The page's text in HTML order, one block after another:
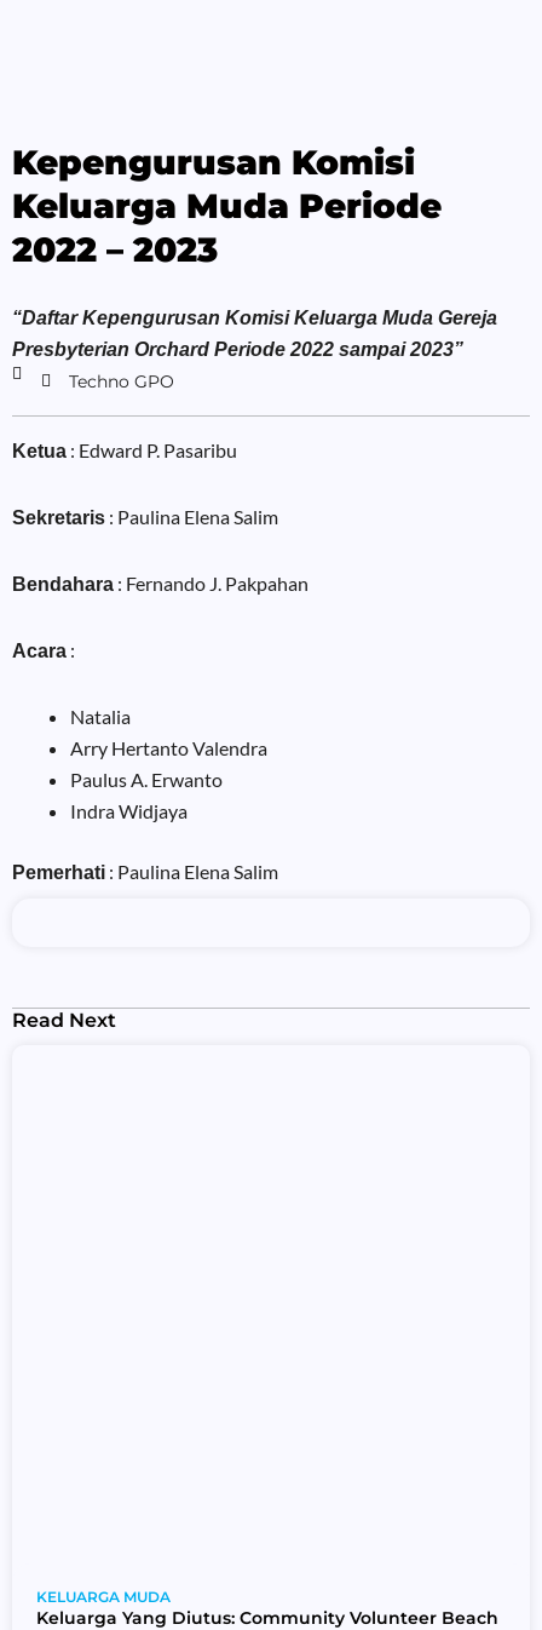
Kepengurusan Komisi
Keluarga Muda Periode
2022 – 2023
“Daftar Kepengurusan Komisi Keluarga Muda Gereja
Presbyterian Orchard Periode 2022 sampai 2023”
Techno GPO
Ketua : Edward P. Pasaribu
Sekretaris : Paulina Elena Salim
Bendahara : Fernando J. Pakpahan
Acara :
Natalia
Arry Hertanto Valendra
Paulus A. Erwanto
Indra Widjaya
Pemerhati : Paulina Elena Salim
Read Next
KELUARGA MUDA
Keluarga Yang Diutus: Community Volunteer Beach